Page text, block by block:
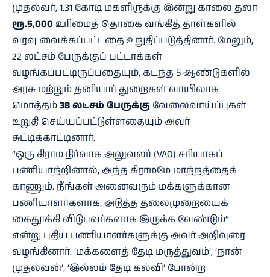
முதல்வர், 1.31 கோடி மகளிருக்கு இன்று காலை தலா
ரூ.5,000 உரிமைத் தொகை வங்கித் தாள்களில்
வரவு வைக்கப்பட்டதை உறுதிப்படுத்தினார். மேலும்,
22 லட்சம் பேருக்குப் பட்டாக்கள்
வழங்கப்பட்டிருப்பதையும், கடந்த 5 ஆண்டுகளில்
அரசு மற்றும் தனியார் துறைகள் வாயிலாக
மொத்தம்38 லட்சம் பேருக்கு வேலைவாய்ப்புகள்
உறுதி செய்யப்பட்டுள்ளதையும் அவர்
சுட்டிக்காட்டினார்.
“ஒரு கிராம நிர்வாக அலுவலர் (VAO) சரியாகப்
பணியாற்றினால், அந்த கிராமமே மாற்றத்தைக்
காணும். நீங்கள் அனைவரும் மக்களுக்கான
பணியாளர்களாக, அடுத்த தலைமுறையைக்
கைதூக்கி விடுபவர்களாக இருக்க வேண்டும்”
என்று புதிய பணியாளர்களுக்கு அவர் அறிவுரை
வழங்கினார். ‘மக்களைத் தேடி மருத்துவம்’, ‘நான்
முதல்வன்’, ‘இல்லம் தேடி கல்வி’ போன்ற